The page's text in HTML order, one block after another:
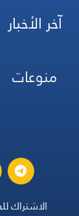
آخر الأخبار
منوعات
الاشتراك